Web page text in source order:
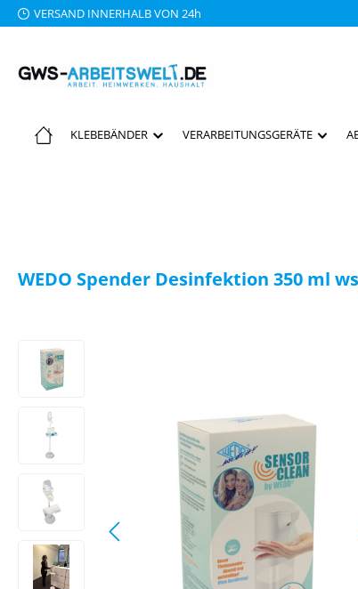
Hauptinhalt springen
Zur Suche springen
Zur Hauptnavigation springen
VERSAND INNERHALB VON 24h
KLEBEBÄNDER VERARBEITUNGSGERÄTE
WEDO Spender Desinfektion 350 ml
Bildergalerie überspringen